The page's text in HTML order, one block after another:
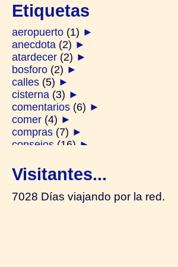
Etiquetas
aeropuerto (1) ►
anecdota (2) ►
atardecer (2) ►
bosforo (2) ►
calles (5) ►
cisterna (3) ►
comentarios (6) ►
comer (4) ►
compras (7) ►
consejos (16) ►
diarios (2) ►
ferry (2) ►
festivos (1) ►
Visitantes...
7028 Días viajando por la red.